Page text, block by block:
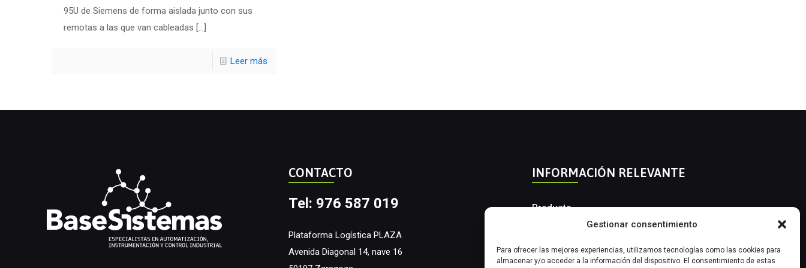
Gestionar consentimiento
Para ofrecer las mejores experiencias, utilizamos tecnologías como las cookies para
almacenar y/o acceder a la información del dispositivo. El consentimiento de estas
95U de Siemens de forma aislada junto con sus
remotas a las que van cableadas […]
Leer más
CONTACTO
Tel: 976 587 019
Plataforma Logística PLAZA
Avenida Diagonal 14, nave 16
INFORMACIÓN RELEVANTE
Producto
Instrumentación Industrial